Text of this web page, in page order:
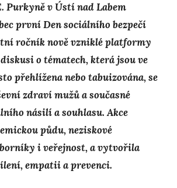
Purkyně v Ústí nad Labem
první Den sociálního bezpečí
ročník nově vzniklé platformy
o tématech, která jsou ve
přehlížena nebo tabuizována, se
zdraví mužů a současné
násilí a souhlasu. Akce
půdu, neziskové
i veřejnost, a vytvořila
empatii a prevenci.